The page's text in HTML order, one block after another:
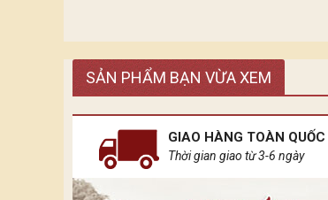
SẢN PHẨM BẠN VỪA XEM
GIAO HÀNG TOÀN QUỐC
Thời gian giao từ 3-6 ngày